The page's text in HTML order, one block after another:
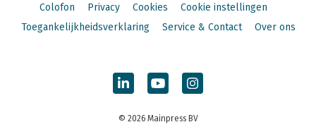
Colofon
Privacy Cookies
Cookie instellingen
Toegankelijkheidsverklaring
Service & Contact Over ons
© 2026 Mainpress BV